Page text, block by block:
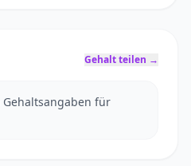
Gehalt teilen →
für